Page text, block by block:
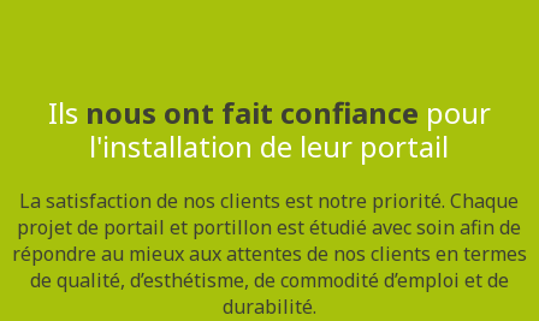
Ils nous ont fait confiance pour
l'installation de leur portail
La satisfaction de nos clients est notre priorité. Chaque
projet de portail et portillon est étudié avec soin afin de
répondre au mieux aux attentes de nos clients en termes
de qualité, d’esthétisme, de commodité d’emploi et de
durabilité.